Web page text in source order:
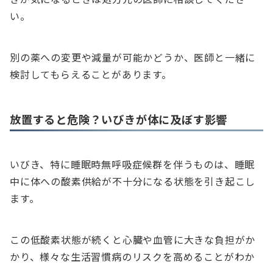
い。
別の薬への変更や減量が可能かどうか、医師と一緒に
検討してもらえることがあります。
放置すると危険？いびきが体に及ぼす影響
いびき、特に睡眠時無呼吸症候群を伴うものは、睡眠
中に体への酸素供給が不十分になる状態を引き起こし
ます。
この低酸素状態が続くと心臓や血管に大きな負担がか
かり、様々な生活習慣病のリスクを高めることがわか